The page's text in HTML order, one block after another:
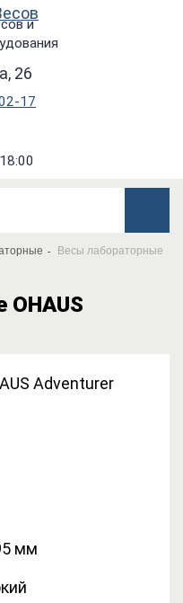
и
26
17
Весы лабораторные
мм